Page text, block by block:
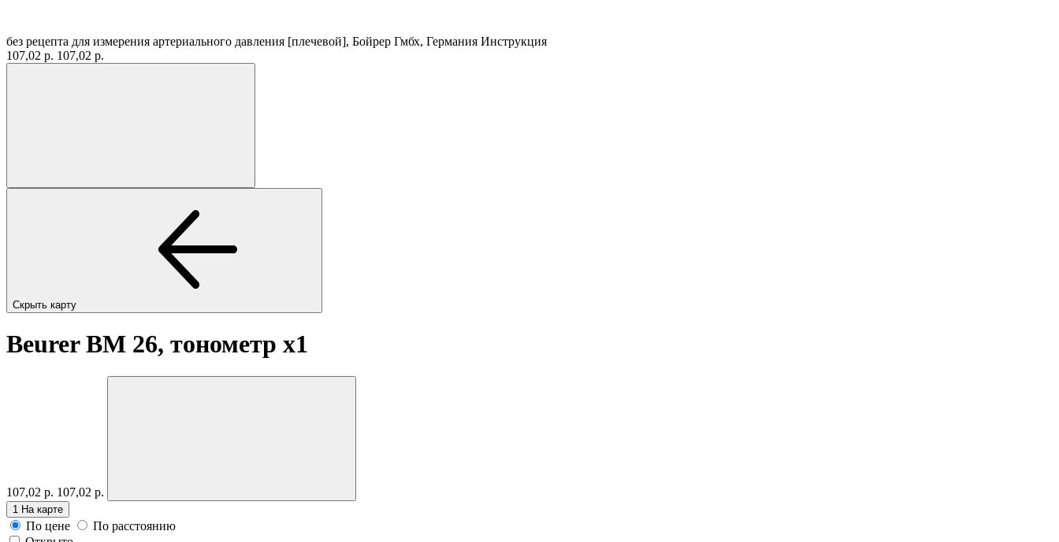
без рецепта для измерения артериального давления [плечевой], Бойрер Гмбх, Германия Инструкция
107,02 р. 107,02 р.
Скрыть карту
Beurer BM 26, тонометр x1
107,02 р. 107,02 р.
1 На карте
По цене
По расстоянию